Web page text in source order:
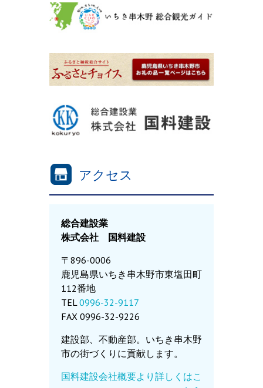
アクセス
総合建設業
株式会社 国料建設
〒896-0006
鹿児島県いちき串木野市東塩田町
112番地
TEL0996-32-9117
FAX 0996-32-9226
建設部、不動産部。いちき串木野
市の街づくりに貢献します。
国料建設会社概要より詳しくはこ